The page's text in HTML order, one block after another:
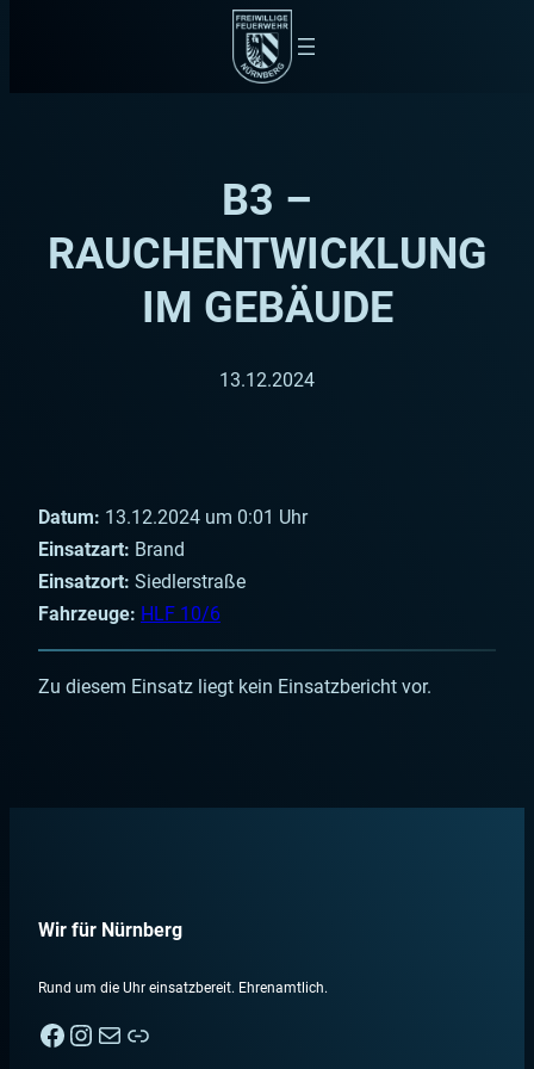
B3 –
RAUCHENTWICKLUNG
IM GEBÄUDE
13.12.2024
Datum: 13.12.2024 um 0:01 Uhr
Einsatzart: Brand
Einsatzort: Siedlerstraße
Fahrzeuge: HLF 10/6
Zu diesem Einsatz liegt kein Einsatzbericht vor.
Wir für Nürnberg
Rund um die Uhr einsatzbereit. Ehrenamtlich.
Facebook Instagram E-Mail Nebenan